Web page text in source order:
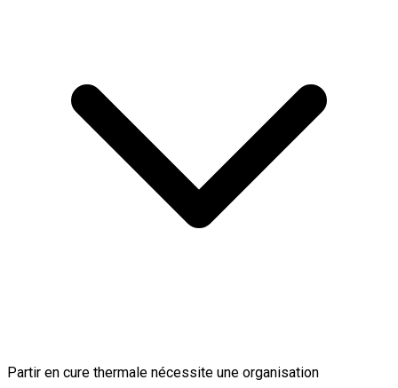
Partir en cure thermale nécessite une organisation